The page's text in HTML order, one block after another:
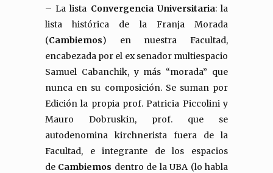
– La lista Convergencia Universitaria: la
lista histórica de la Franja Morada
(Cambiemos) en nuestra Facultad,
encabezada por el ex senador multiespacio
Samuel Cabanchik, y más “morada” que
nunca en su composición. Se suman por
Edición la propia prof. Patricia Piccolini y
Mauro Dobruskin, prof. que se
autodenomina kirchnerista fuera de la
Facultad, e integrante de los espacios
de Cambiemos dentro de la UBA (lo habla